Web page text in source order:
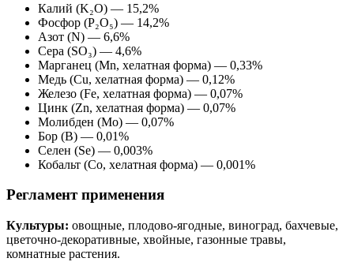
Калий (K₂O) — 15,2%
Фосфор (P₂O₅) — 14,2%
Азот (N) — 6,6%
Сера (SO₃) — 4,6%
Марганец (Mn, хелатная форма) — 0,33%
Медь (Cu, хелатная форма) — 0,12%
Железо (Fe, хелатная форма) — 0,07%
Цинк (Zn, хелатная форма) — 0,07%
Молибден (Mo) — 0,07%
Бор (B) — 0,01%
Селен (Se) — 0,003%
Кобальт (Co, хелатная форма) — 0,001%
Регламент применения
Культуры: овощные, плодово-ягодные, виноград, бахчевые,
цветочно-декоративные, хвойные, газонные травы,
комнатные растения.